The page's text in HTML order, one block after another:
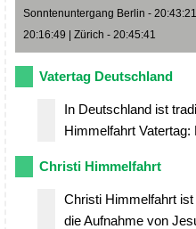
Sonntenuntergang Berlin -
20:16:49 | Zürich - 20:45:41
Vatertag Deutschland
In Deutschland ist
Himmelfahrt Vatertag:
Christi Himmelfahrt
Christi Himmelfahrt
die Aufnahme von